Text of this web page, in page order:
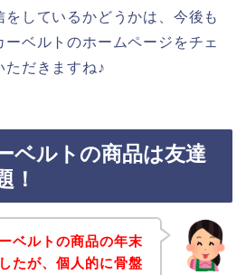
しているかどうかは、今後も
ベルトのホームページをチェ
ただきますね♪
ベルトの商品は友達
！
ベルトの商品の年末
たが、個人的に骨盤